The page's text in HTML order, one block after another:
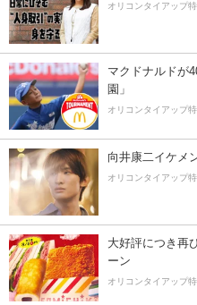
オリコンタイアップ
マクドナルドが
園」
オリコンタイアップ
向井康二イケメ
オリコンタイアップ
大好評につき再
ーン
オリコンタイアップ